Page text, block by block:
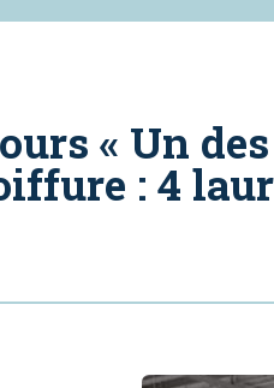
« Un
: 4